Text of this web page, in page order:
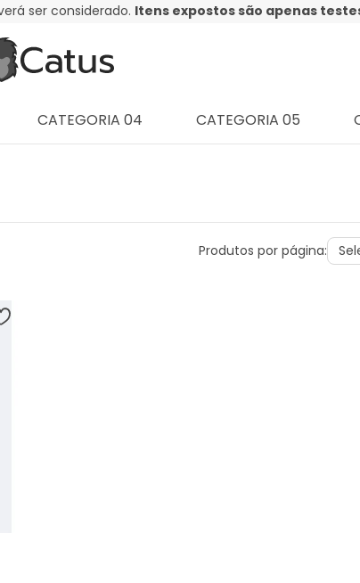
ser considerado. Itens expostos são apenas
CATEGORIA 04 CATEGORIA 05
Produtos por página: